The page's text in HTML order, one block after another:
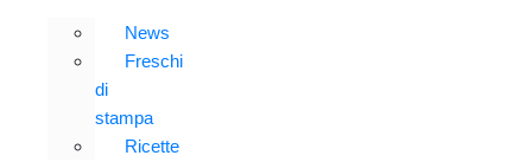
News
Freschi
di
stampa
Ricette